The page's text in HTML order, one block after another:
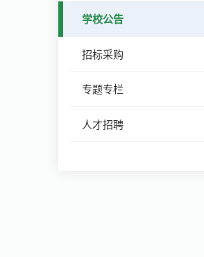
学校公告
招标采购
专题专栏
人才招聘